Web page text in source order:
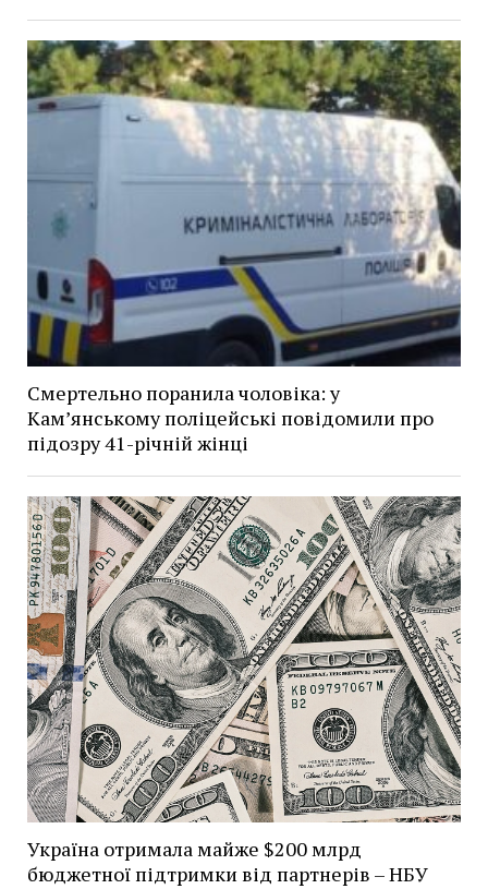
Смертельно поранила чоловіка: у
Кам’янському поліцейські повідомили про
підозру 41-річній жінці
Україна отримала майже $200 млрд
бюджетної підтримки від партнерів – НБУ